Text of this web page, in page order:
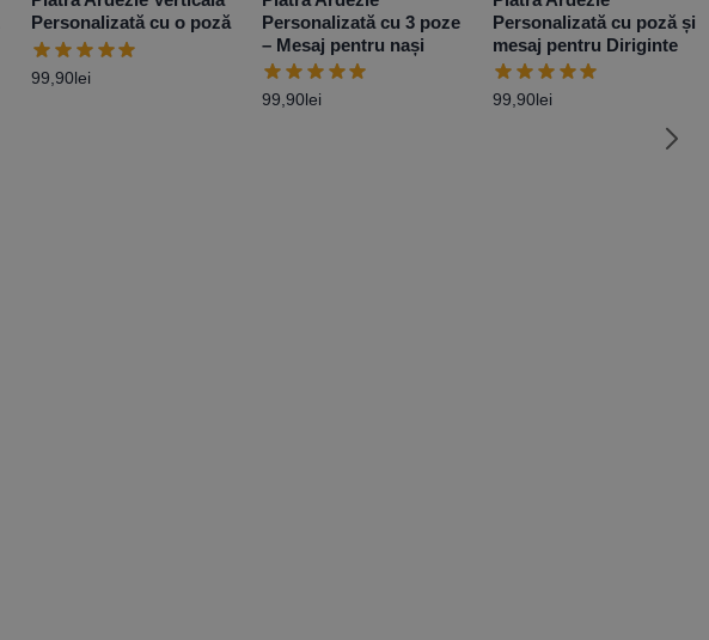
Personalizată cu o poză
99,90lei
Personalizată cu 3 poze
– Mesaj pentru nași
99,90lei
Personalizată cu poză și
mesaj pentru Diriginte
99,90lei